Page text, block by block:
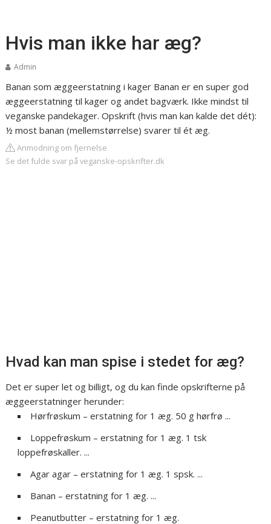
Hvis man ikke har æg?
Admin
Banan som æggeerstatning i kager Banan er en super god
æggeerstatning til kager og andet bagværk. Ikke mindst til
veganske pandekager. Opskrift (hvis man kan kalde det dét):
½ most banan (mellemstørrelse) svarer til ét æg.
Anmodning om fjernelse
Se det fulde svar på veganske-opskrifter.dk
Hvad kan man spise i stedet for æg?
Det er super let og billigt, og du kan finde opskrifterne på
æggeerstatninger herunder:
Hørfrøskum – erstatning for 1 æg. 50 g hørfrø ...
Loppefrøskum – erstatning for 1 æg. 1 tsk
loppefrøskaller. ...
Agar agar – erstatning for 1 æg. 1 spsk. ...
Banan – erstatning for 1 æg. ...
Peanutbutter – erstatning for 1 æg.